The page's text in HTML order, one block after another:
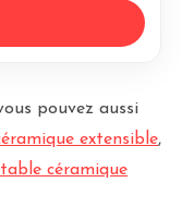
pouvez aussi
extensible,
table céramique